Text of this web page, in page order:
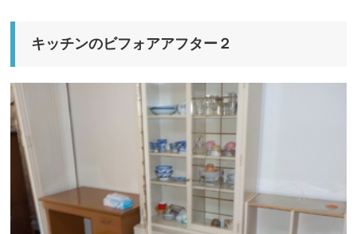
キッチンのビフォアアフター２